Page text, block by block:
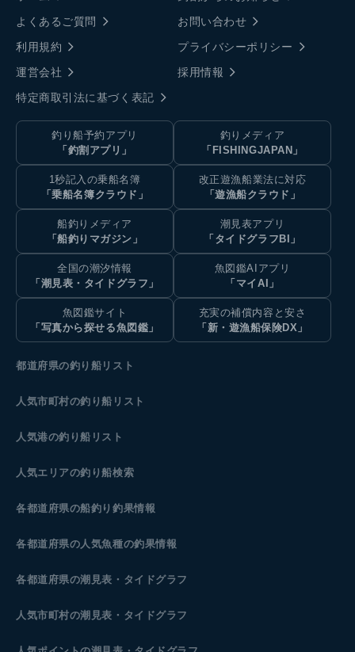
よくあるご質問
お問い合わせ
利用規約
プライバシーポリシー
運営会社
採用情報
特定商取引法に基づく表記
釣り船予約アプリ
「釣割アプリ」
釣りメディア
「FISHINGJAPAN」
1秒記入の乗船名簿
「乗船名簿クラウド」
改正遊漁船業法に対応
「遊漁船クラウド」
船釣りメディア
「船釣りマガジン」
潮見表アプリ
「タイドグラフBI」
全国の潮汐情報
「潮見表・タイドグラフ」
魚図鑑AIアプリ
「マイAI」
魚図鑑サイト
「写真から探せる魚図鑑」
充実の補償内容と安さ
「新・遊漁船保険DX」
都道府県の釣り船リスト
人気市町村の釣り船リスト
人気港の釣り船リスト
人気エリアの釣り船検索
各都道府県の船釣り釣果情報
各都道府県の人気魚種の釣果情報
各都道府県の潮見表 ・タイドグラフ
人気市町村の潮見表・タイドグラフ